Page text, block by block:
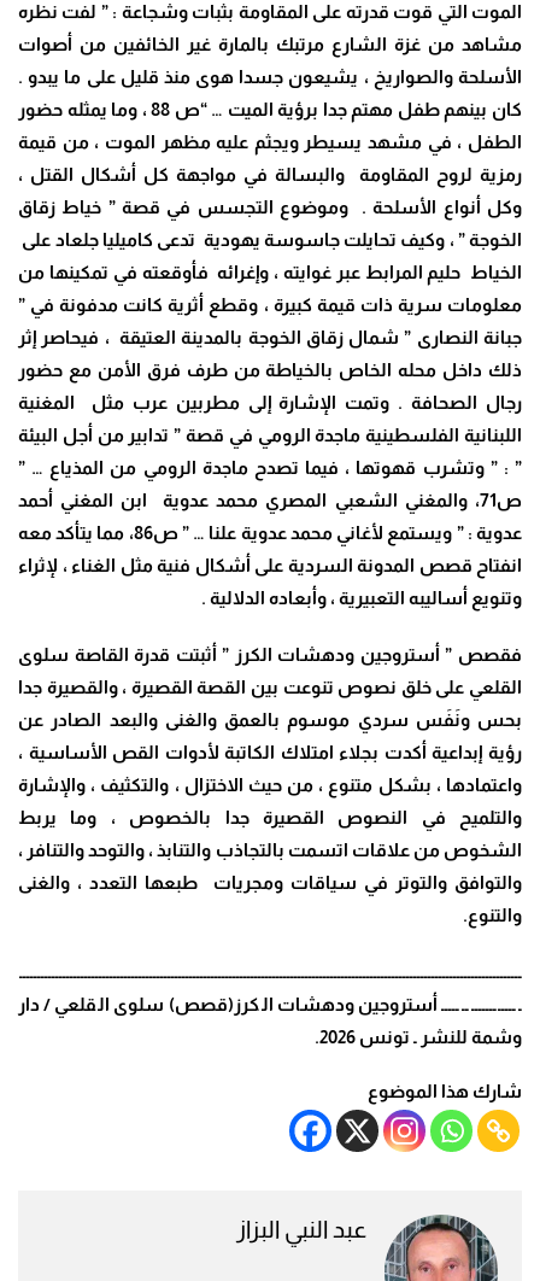
الموت التي قوت قدرته على المقاومة بثبات وشجاعة : ” لفت نظره
مشاهد من غزة الشارع مرتبك بالمارة غير الخائفين من أصوات
الأسلحة والصواريخ ، يشيعون جسدا هوى منذ قليل على ما يبدو .
كان بينهم طفل مهتم جدا برؤية الميت … “ص 88 ، وما يمثله حضور
الطفل ، في مشهد يسيطر ويجثم عليه مظهر الموت ، من قيمة
رمزية لروح المقاومة والبسالة في مواجهة كل أشكال القتل ،
وكل أنواع الأسلحة . وموضوع التجسس في قصة ” خياط زقاق
الخوجة ” ، وكيف تحايلت جاسوسة يهودية تدعى كاميليا جلعاد على
الخياط حليم المرابط عبر غوايته ، وإغرائه فأوقعته في تمكينها من
معلومات سرية ذات قيمة كبيرة ، وقطع أثرية كانت مدفونة في ”
جبانة النصارى ” شمال زقاق الخوجة بالمدينة العتيقة ، فيحاصر إثر
ذلك داخل محله الخاص بالخياطة من طرف فرق الأمن مع حضور
رجال الصحافة . وتمت الإشارة إلى مطربين عرب مثل المغنية
اللبنانية الفلسطينية ماجدة الرومي في قصة ” تدابير من أجل البيئة
” : ” وتشرب قهوتها ، فيما تصدح ماجدة الرومي من المذياع … ”
ص71، والمغني الشعبي المصري محمد عدوية ابن المغني أحمد
عدوية : ” ويستمع لأغاني محمد عدوية علنا … ” ص86، مما يتأكد معه
انفتاح قصص المدونة السردية على أشكال فنية مثل الغناء ، لإثراء
وتنويع أساليبه التعبيرية ، وأبعاده الدلالية .
فقصص ” أستروجين ودهشات الكرز ” أثبتت قدرة القاصة سلوى
القلعي على خلق نصوص تنوعت بين القصة القصيرة ، والقصيرة جدا
بحس ونَفَس سردي موسوم بالعمق والغنى والبعد الصادر عن
رؤية إبداعية أكدت بجلاء امتلاك الكاتبة لأدوات القص الأساسية ،
واعتمادها ، بشكل متنوع ، من حيث الاختزال ، والتكثيف ، والإشارة
والتلميح في النصوص القصيرة جدا بالخصوص ، وما يربط
الشخوص من علاقات اتسمت بالتجاذب والتنابذ ، والتوحد والتنافر ،
والتوافق والتوتر في سياقات ومجريات طبعها التعدد ، والغنى
والتنوع.
ـــــــــــــــــــــــــــــــــــــــــــــــــــــــــــــــــــــــــــــــــــــــــــــــــــــــــــــــــــــــــــــــــــــــــــ
ــــــــــــــــــــ أستروجين ودهشات الكرز(قصص) سلوى القلعي / دار
وشمة للنشر ـ تونس 2026.
شارك هذا الموضوع
عبد النبي البزاز